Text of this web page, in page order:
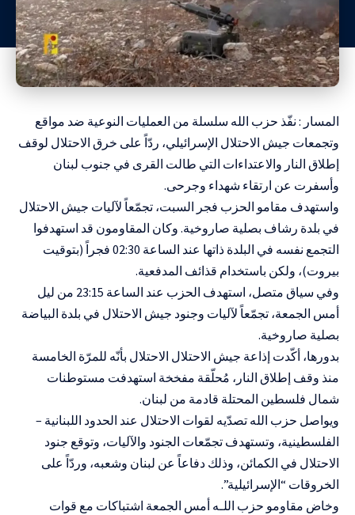
المسار : نفّذ حزب الله سلسلة من العمليات النوعية ضد مواقع
وتجمعات جيش الاحتلال الإسرائيلي، ردّاً على خرق الاحتلال لوقف
إطلاق النار والاعتداءات التي طالت القرى في جنوب لبنان
وأسفرت عن ارتقاء شهداء وجرحى.
واستهدف مقامو الحزب فجر السبت، تجمّعاً لآليات جيش الاحتلال
في بلدة رشاف بصلية صاروخية. وكان المقاومون قد استهدفوا
التجمع نفسه في البلدة ذاتها عند الساعة 02:30 فجراً (بتوقيت
بيروت)، ولكن باستخدام قذائف المدفعية.
وفي سياق متصل، استهدف الحزب عند الساعة 23:15 من ليل
أمس الجمعة، تجمّعاً لآليات وجنود جيش الاحتلال في بلدة البياضة
بصلية صاروخية.
بدورها، أكّدت إذاعة جيش الاحتلال الاحتلال بأنّه للمرّة الخامسة
منذ وقف إطلاق النار، مُحلّقة مفخخة استهدفت مستوطنات
شمال فلسطين المحتلة قادمة من لبنان.
ويواصل حزب الله تصدّيه لقوات الاحتلال عند الحدود اللبنانية –
الفلسطينية، وتستهدف تجمّعات الجنود والآليات، وتوقع جنود
الاحتلال في الكمائن، وذلك دفاعاً عن لبنان وشعبه، وردّاً على
الخروقات “الإسرائيلية”.
وخاض مقاومو حزب اللـه أمس الجمعة اشتباكات مع قوات